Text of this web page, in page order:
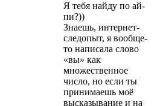
Я тебя найду по ай-
пи?))
Знаешь, интернет-
следопыт, я вообще-
то написала слово
«вы» как
множественное
число, но если ты
принимаешь моё
высказывание и на